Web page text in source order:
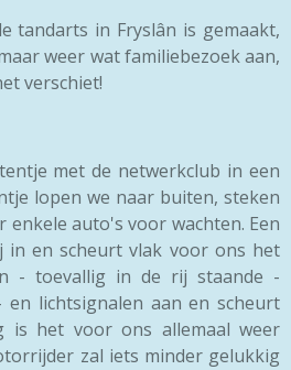
tandarts in Fryslân is gemaakt,
weer wat familiebezoek aan,
verschiet!
met de netwerkclub in een
lopen we naar buiten, steken
enkele auto's voor wachten. Een
en scheurt vlak voor ons het
- toevallig in de rij staande -
lichtsignalen aan en scheurt
is het voor ons allemaal weer
zal iets minder gelukkig